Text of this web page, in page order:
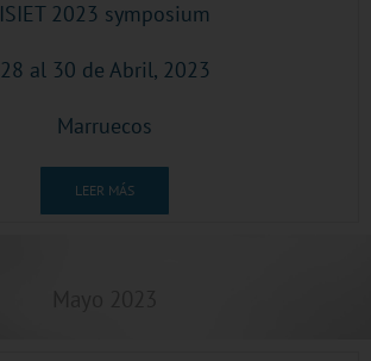
ISIET 2023 symposium
28 al 30 de Abril, 2023
Marruecos
LEER MÁS